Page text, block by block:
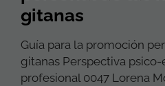
gitanas
Guía para la promoción
gitanas Perspectiva
profesional 0047 Lorena